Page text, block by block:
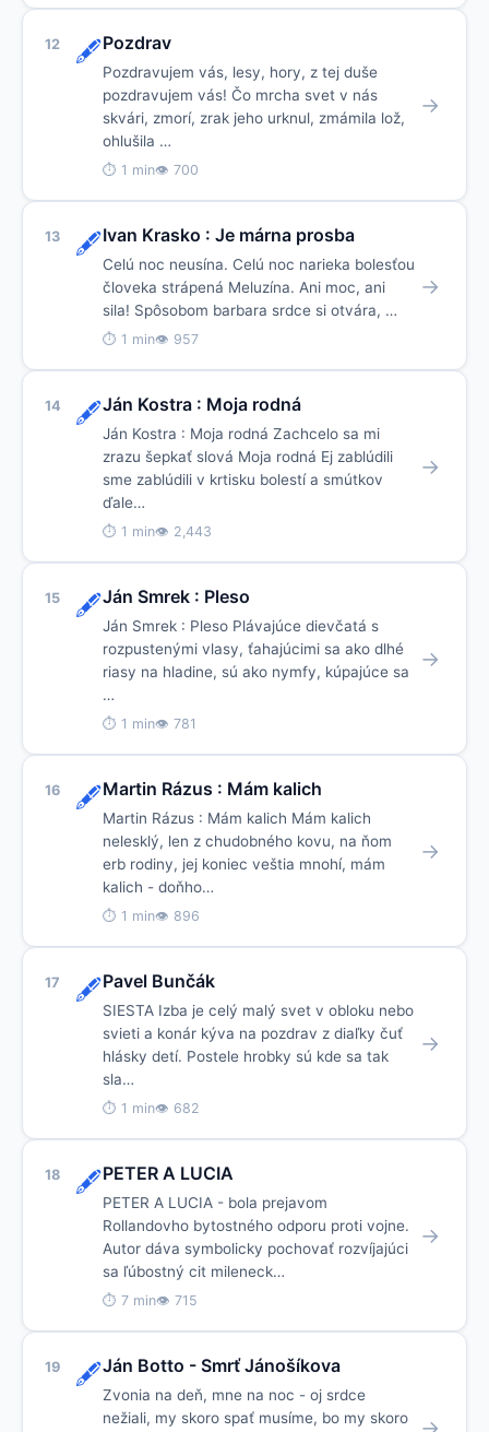
12 🖋️Pozdrav
Pozdravujem vás, lesy, hory, z tej duše
pozdravujem vás! Čo mrcha svet v nás
skvári, zmorí, zrak jeho urknul, zmámila lož,
ohlušila …
⏱ 1 min👁 700
→
13 🖋️Ivan Krasko : Je márna prosba
Celú noc neusína. Celú noc narieka bolesťou
človeka strápená Meluzína. Ani moc, ani
sila! Spôsobom barbara srdce si otvára, …
⏱ 1 min👁 957
→
14 🖋️Ján Kostra : Moja rodná
Ján Kostra : Moja rodná Zachcelo sa mi
zrazu šepkať slová Moja rodná Ej zablúdili
sme zablúdili v krtisku bolestí a smútkov
ďale…
⏱ 1 min👁 2,443
→
15 🖋️Ján Smrek : Pleso
Ján Smrek : Pleso Plávajúce dievčatá s
rozpustenými vlasy, ťahajúcimi sa ako dlhé
riasy na hladine, sú ako nymfy, kúpajúce sa
…
⏱ 1 min👁 781
→
16 🖋️Martin Rázus : Mám kalich
Martin Rázus : Mám kalich Mám kalich
nelesklý, len z chudobného kovu, na ňom
erb rodiny, jej koniec veštia mnohí, mám
kalich - doňho…
⏱ 1 min👁 896
→
17 🖋️Pavel Bunčák
SIESTA Izba je celý malý svet v obloku nebo
svieti a konár kýva na pozdrav z diaľky čuť
hlásky detí. Postele hrobky sú kde sa tak
sla…
⏱ 1 min👁 682
→
18 🖋️PETER A LUCIA
PETER A LUCIA - bola prejavom
Rollandovho bytostného odporu proti vojne.
Autor dáva symbolicky pochovať rozvíjajúci
sa ľúbostný cit mileneck…
⏱ 7 min👁 715
→
19 🖋️Ján Botto - Smrť Jánošíkova
Zvonia na deň, mne na noc - oj srdce
nežiali, my skoro spať musíme, bo my skoro